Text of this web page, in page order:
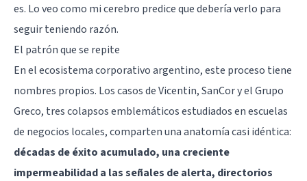
es. Lo veo como mi cerebro predice que debería verlo para
seguir teniendo razón.
El patrón que se repite
En el ecosistema corporativo argentino, este proceso tiene
nombres propios. Los casos de Vicentin, SanCor y el Grupo
Greco, tres colapsos emblemáticos estudiados en escuelas
de negocios locales, comparten una anatomía casi idéntica:
décadas de éxito acumulado, una creciente
impermeabilidad a las señales de alerta, directorios